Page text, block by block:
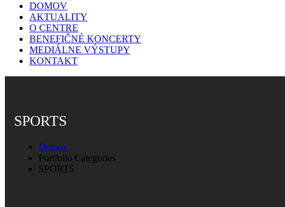
DOMOV
AKTUALITY
O CENTRE
BENEFIČNÉ KONCERTY
MEDIÁLNE VÝSTUPY
KONTAKT
SPORTS
Domov
Portfolio Categories
SPORTS